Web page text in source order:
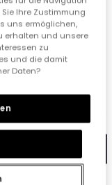
6
Ihre Zustimmung
uns ermöglichen,
erhalten und unsere
zu
und die damit
Daten?